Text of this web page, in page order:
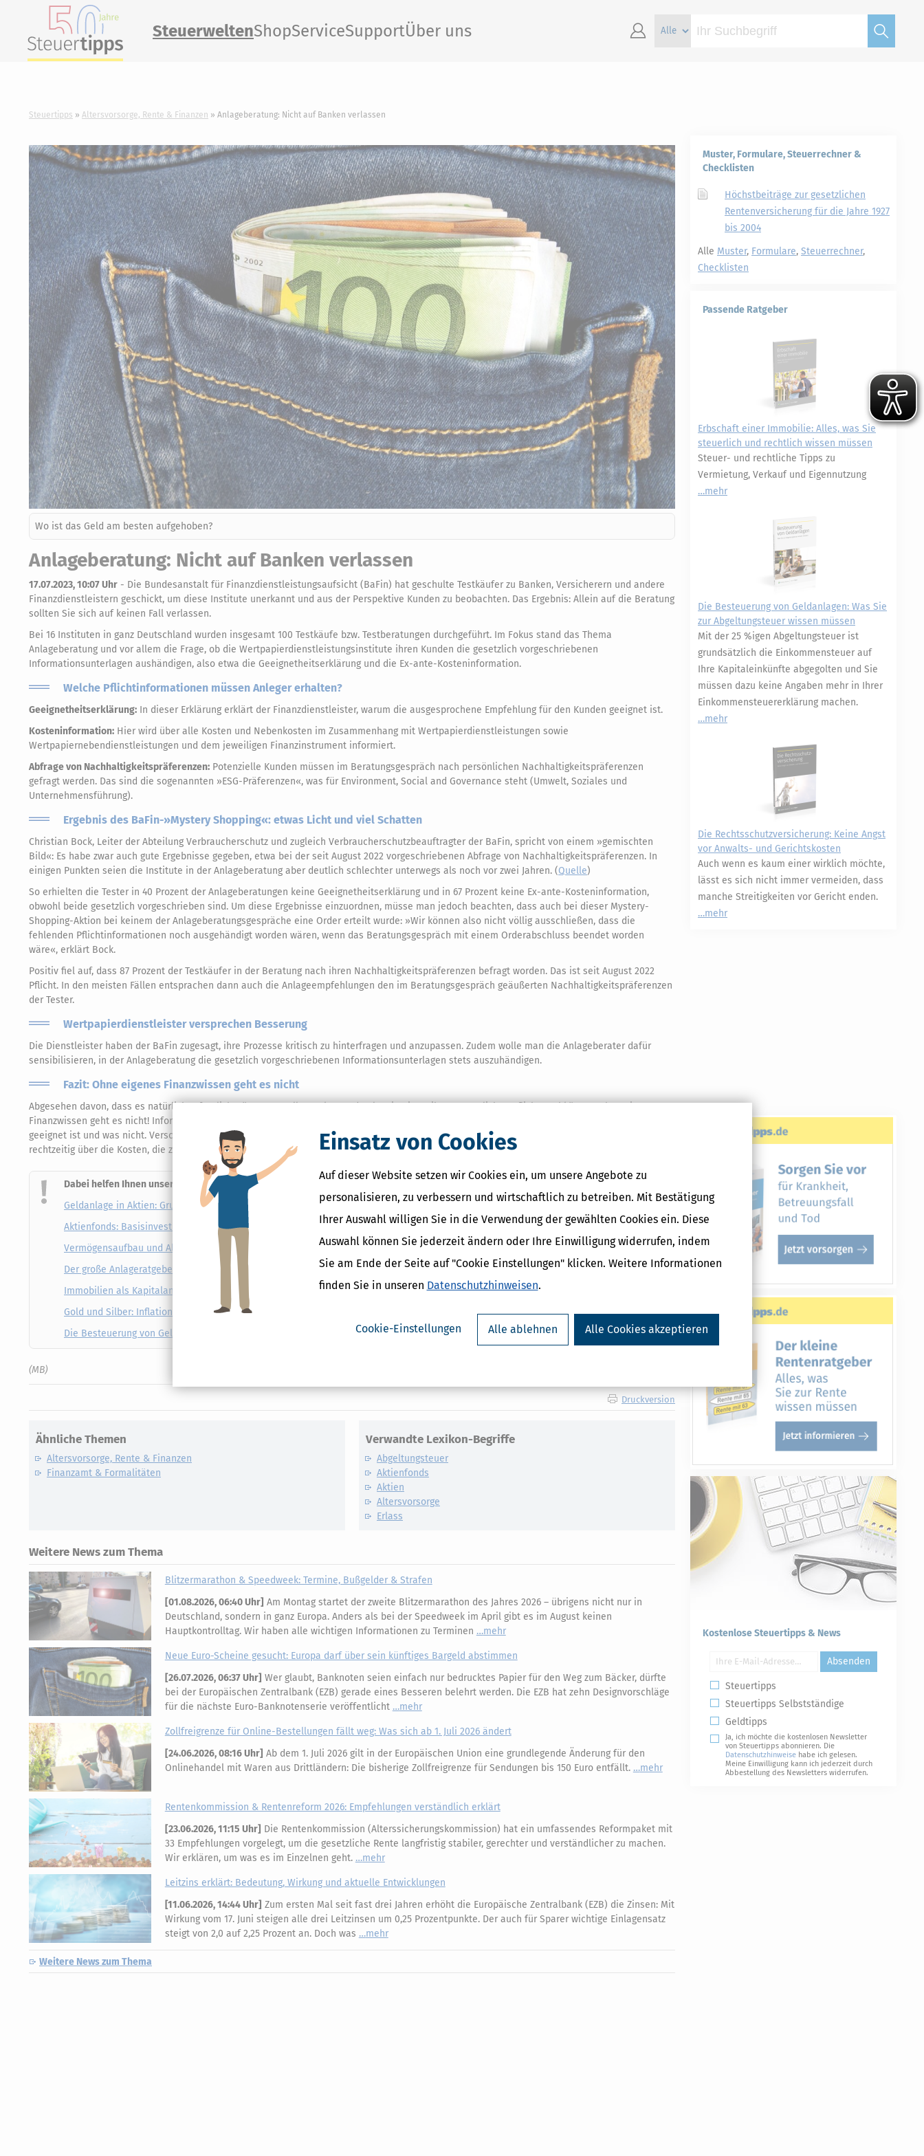
Einsatz von Cookies
Auf dieser Website setzen wir Cookies ein, um unsere Angebote zu
personalisieren, zu verbessern und wirtschaftlich zu betreiben. Mit Bestätigung
Ihrer Auswahl willigen Sie in die Verwendung der gewählten Cookies ein. Diese
Auswahl können Sie jederzeit ändern oder Ihre Einwilligung widerrufen, indem
Sie am Ende der Seite auf "Cookie Einstellungen" klicken. Weitere Informationen
finden Sie in unseren Datenschutzhinweisen.
Cookie-Einstellungen Alle ablehnen Alle Cookies akzeptieren
SteuerweltenShopServiceSupportÜber uns
Steuertipps Altersvorsorge, Rente & Finanzen Anlageberatung: Nicht auf Banken verlassen
Wo ist das Geld am besten aufgehoben?
Anlageberatung: Nicht auf Banken verlassen
17.07.2023, 10:07 Uhr - Die Bundesanstalt für Finanzdienstleistungsaufsicht (BaFin) hat geschulte Testkäufer zu Banken, Versicherern und andere
Finanzdienstleistern geschickt, um diese Institute unerkannt und aus der Perspektive Kunden zu beobachten. Das Ergebnis: Allein auf die Beratung
sollten Sie sich auf keinen Fall verlassen.
Bei 16 Instituten in ganz Deutschland wurden insgesamt 100 Testkäufe bzw. Testberatungen durchgeführt. Im Fokus stand das Thema
Anlageberatung und vor allem die Frage, ob die Wertpapierdienstleistungsinstitute ihren Kunden die gesetzlich vorgeschriebenen
Informationsunterlagen aushändigen, also etwa die Geeignetheitserklärung und die Ex-ante-Kosteninformation.
Welche Pflichtinformationen müssen Anleger erhalten?
Geeignetheitserklärung: In dieser Erklärung erklärt der Finanzdienstleister, warum die ausgesprochene Empfehlung für den Kunden geeignet ist.
Kosteninformation: Hier wird über alle Kosten und Nebenkosten im Zusammenhang mit Wertpapierdienstleistungen sowie
Wertpapiernebendienstleistungen und dem jeweiligen Finanzinstrument informiert.
Abfrage von Nachhaltigkeitspräferenzen: Potenzielle Kunden müssen im Beratungsgespräch nach persönlichen Nachhaltigkeitspräferenzen
gefragt werden. Das sind die sogenannten »ESG-Präferenzen«, was für Environment, Social and Governance steht (Umwelt, Soziales und
Unternehmensführung).
Ergebnis des BaFin-»Mystery Shopping«: etwas Licht und viel Schatten
Christian Bock, Leiter der Abteilung Verbraucherschutz und zugleich Verbraucherschutzbeauftragter der BaFin, spricht von einem »gemischten
Bild«: Es habe zwar auch gute Ergebnisse gegeben, etwa bei der seit August 2022 vorgeschriebenen Abfrage von Nachhaltigkeitspräferenzen. In
einigen Punkten seien die Institute in der Anlageberatung aber deutlich schlechter unterwegs als noch vor zwei Jahren. (Quelle)
So erhielten die Tester in 40 Prozent der Anlageberatungen keine Geeignetheitserklärung und in 67 Prozent keine Ex-ante-Kosteninformation,
obwohl beide gesetzlich vorgeschrieben sind. Um diese Ergebnisse einzuordnen, müsse man jedoch beachten, dass auch bei dieser Mystery-
Shopping-Aktion bei keinem der Anlageberatungsgespräche eine Order erteilt wurde: »Wir können also nicht völlig ausschließen, dass die
fehlenden Pflichtinformationen noch ausgehändigt worden wären, wenn das Beratungsgespräch mit einem Orderabschluss beendet worden
wäre«, erklärt Bock.
Positiv fiel auf, dass 87 Prozent der Testkäufer in der Beratung nach ihren Nachhaltigkeitspräferenzen befragt worden. Das ist seit August 2022
Pflicht. In den meisten Fällen entsprachen dann auch die Anlageempfehlungen den im Beratungsgespräch geäußerten Nachhaltigkeitspräferenzen
der Tester.
Wertpapierdienstleister versprechen Besserung
Die Dienstleister haben der BaFin zugesagt, ihre Prozesse kritisch zu hinterfragen und anzupassen. Zudem wolle man die Anlageberater dafür
sensibilisieren, in der Anlageberatung die gesetzlich vorgeschriebenen Informationsunterlagen stets auszuhändigen.
Fazit: Ohne eigenes Finanzwissen geht es nicht
Abgesehen davon, dass es natürlich erfreulich wäre, wenn alle Banken und Anlageinstitute ihrer gesetzlichen Pflicht nachkämen: Ohne eigenes
Finanzwissen geht es nicht! Informieren Sie sich über Anlagemöglichkeiten und Anlageformen, um selbst beurteilen zu können, was für Sie
geeignet ist und was nicht. Verschaffen Sie sich einen Überblick über Vorteile, Nachteile, Möglichkeiten und Risiken. Informieren Sie sich auch
rechtzeitig über die Kosten, die zum Beispiel mit dem Kauf und Verkauf von Aktien oder der Verwaltung vom ETF auf Sie zukommen.
Dabei helfen Ihnen unsere Produkte aus dem Bereich »Geld und Finanzen«, zum Beispiel
Geldanlage in Aktien: Grundwissen für Aktionäre
Aktienfonds: Basisinvestment für Ihre private Vermögensstrategie
Vermögensaufbau und Altersvorsorge mit Investmentfonds
Der große Anlageratgeber: Vermögen aufbauen, vermehren, sichern
Immobilien als Kapitalanlage: Attraktive Rendite mit Pflegeimmobilien, Crowdinvesting, REITs, ETFs und Fonds
Gold und Silber: Inflations- und krisensichere Wertanlage mit Edelmetallen
Die Besteuerung von Geldanlagen: Was Sie zur Abgeltungsteuer wissen müssen
(MB)
Druckversion
Ähnliche Themen
Altersvorsorge, Rente & Finanzen
Finanzamt & Formalitäten
Verwandte Lexikon-Begriffe
Abgeltungsteuer
Aktienfonds
Aktien
Altersvorsorge
Erlass
Weitere News zum Thema
Blitzermarathon & Speedweek: Termine, Bußgelder & Strafen
[01.08.2026, 06:40 Uhr] Am Montag startet der zweite Blitzermarathon des Jahres 2026 – übrigens nicht nur in
Deutschland, sondern in ganz Europa. Anders als bei der Speedweek im April gibt es im August keinen
Hauptkontrolltag. Wir haben alle wichtigen Informationen zu Terminen
mehr
Neue Euro-Scheine gesucht: Europa darf über sein künftiges Bargeld abstimmen
[26.07.2026, 06:37 Uhr] Wer glaubt, Banknoten seien einfach nur bedrucktes Papier für den Weg zum Bäcker, dürfte
bei der Europäischen Zentralbank (EZB) gerade eines Besseren belehrt werden. Die EZB hat zehn Designvorschläge
für die nächste Euro-Banknotenserie veröffentlicht
mehr
Zollfreigrenze für Online-Bestellungen fällt weg: Was sich ab 1. Juli 2026 ändert
[24.06.2026, 08:16 Uhr] Ab dem 1. Juli 2026 gilt in der Europäischen Union eine grundlegende Änderung für den
Onlinehandel mit Waren aus Drittländern: Die bisherige Zollfreigrenze für Sendungen bis 150 Euro entfällt.
mehr
Rentenkommission & Rentenreform 2026: Empfehlungen verständlich erklärt
[23.06.2026, 11:15 Uhr] Die Rentenkommission (Alterssicherungskommission) hat ein umfassendes Reformpaket mit
33 Empfehlungen vorgelegt, um die gesetzliche Rente langfristig stabiler, gerechter und verständlicher zu machen.
Wir erklären, um was es im Einzelnen geht.
mehr
Leitzins erklärt: Bedeutung, Wirkung und aktuelle Entwicklungen
[11.06.2026, 14:44 Uhr] Zum ersten Mal seit fast drei Jahren erhöht die Europäische Zentralbank (EZB) die Zinsen: Mit
Wirkung vom 17. Juni steigen alle drei Leitzinsen um 0,25 Prozentpunkte. Der auch für Sparer wichtige Einlagensatz
steigt von 2,0 auf 2,25 Prozent an. Doch was
mehr
Weitere News zum Thema
Muster, Formulare, Steuerrechner &
Checklisten
Höchstbeiträge zur gesetzlichen
Rentenversicherung für die Jahre 1927
bis 2004
Alle Muster, Formulare, Steuerrechner,
Checklisten
Passende Ratgeber
Erbschaft einer Immobilie: Alles, was Sie
steuerlich und rechtlich wissen müssen
Steuer- und rechtliche Tipps zu
Vermietung, Verkauf und Eigennutzung
mehr
Die Besteuerung von Geldanlagen: Was Sie
zur Abgeltungsteuer wissen müssen
Mit der 25 %igen Abgeltungsteuer ist
grundsätzlich die Einkommensteuer auf
Ihre Kapitaleinkünfte abgegolten und Sie
müssen dazu keine Angaben mehr in Ihrer
Einkommensteuererklärung machen.
mehr
Die Rechtsschutzversicherung: Keine Angst
vor Anwalts- und Gerichtskosten
Auch wenn es kaum einer wirklich möchte,
lässt es sich nicht immer vermeiden, dass
manche Streitigkeiten vor Gericht enden.
mehr
Kostenlose Steuertipps & News
Absenden
Steuertipps
Steuertipps Selbstständige
Geldtipps
Ja, ich möchte die kostenlosen Newsletter
von Steuertipps abonnieren. Die
Datenschutzhinweise habe ich gelesen.
Meine Einwilligung kann ich jederzeit durch
Abbestellung des Newsletters widerrufen.